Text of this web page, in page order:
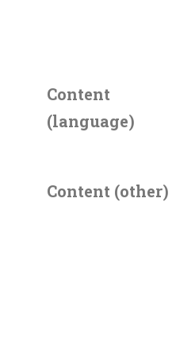
Content
(language)
Content (other)